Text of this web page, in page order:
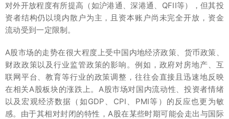
对外开放程度有所提高（如沪港通、深港通、QFII等），但其投
资者结构仍以境内散户为主，且资本账户尚未完全开放，资金
流动受到一定限制。
A股市场的走势在很大程度上受中国内地经济政策、货币政策、
财政政策以及行业监管政策的影响。例如，政府对房地产、互
联网平台、教育等行业的政策调整，往往会直接且迅速地反映
在相关A股板块的涨跌上。A股市场对国内流动性、投资者情绪
以及宏观经济数据（如GDP、CPI、PMI等）的反应也更为敏
感。由于其相对封闭的特性，A股在某些时期可能会走出与国际